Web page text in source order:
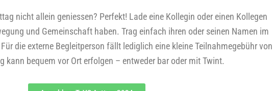
nicht allein genies­sen? Per­fekt! Lade eine Kol­le­gin oder einen Kol­le­gen
und Gemein­schaft haben. Trag ein­fach ihren oder sei­nen Namen im
die exter­ne Begleit­per­son fällt ledig­lich eine klei­ne Teil­nah­me­ge­bühr von
kann bequem vor Ort erfol­gen – ent­we­der bar oder mit Twint.